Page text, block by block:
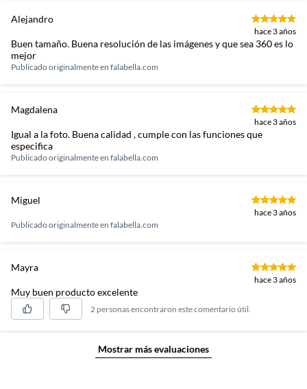
Alejandro
hace 3 años
Buen tamaño. Buena resolución de las imágenes y que sea 360 es lo
mejor
Publicado originalmente en falabella.com
Magdalena
hace 3 años
Igual a la foto. Buena calidad , cumple con las funciones que
especifica
Publicado originalmente en falabella.com
Miguel
hace 3 años
Publicado originalmente en falabella.com
Mayra
hace 3 años
Muy buen producto excelente
2 personas encontraron este comentario útil.
Mostrar más evaluaciones